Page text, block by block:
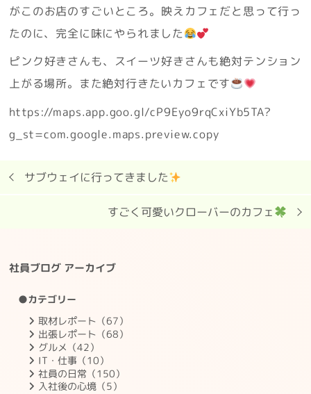
がこのお店のすごいところ。映えカフェだと思って行っ
たのに、完全に味にやられました
ピンク好きさんも、スイーツ好きさんも絶対テンション
上がる場所。また絶対行きたいカフェです
https://maps.app.goo.gl/cP9Eyo9rqCxiYb5TA?
g_st=com.google.maps.preview.copy
サブウェイに行ってきました
すごく可愛いクローバーのカフェ
社員ブログ アーカイブ
●カテゴリー
取材レポート（67）
出張レポート（68）
グルメ（42）
IT・仕事（10）
社員の日常（150）
入社後の心境（5）